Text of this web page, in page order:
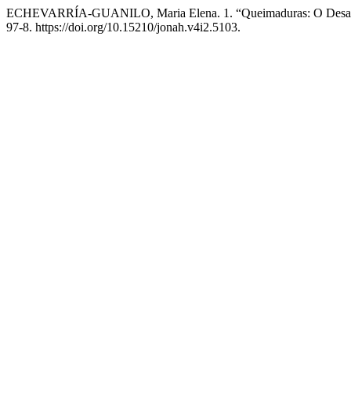
ECHEVARRÍA-GUANILO, Maria Elena. 1. “Queimaduras: O
97-8. https://doi.org/10.15210/jonah.v4i2.5103.